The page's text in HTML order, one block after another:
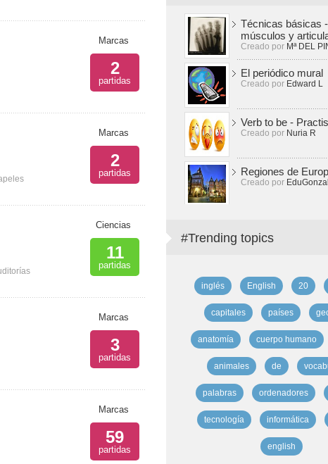
Marcas
2
partidas
Marcas
2
partidas
Ciencias
11
partidas
Marcas
3
partidas
Marcas
59
partidas
Técnicas básicas
músculos y
Creado por Mª DEL
El periódico mural
Creado por Edward L
Verb to be -
Creado por Nuria R
Regiones de
Creado por
#Trending topics
inglés English 20
capitales países
anatomía cuerpo humano
animales de
palabras ordenadores
tecnología informática
english